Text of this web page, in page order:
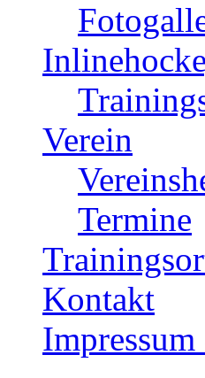
Verein
Termine
Kontakt